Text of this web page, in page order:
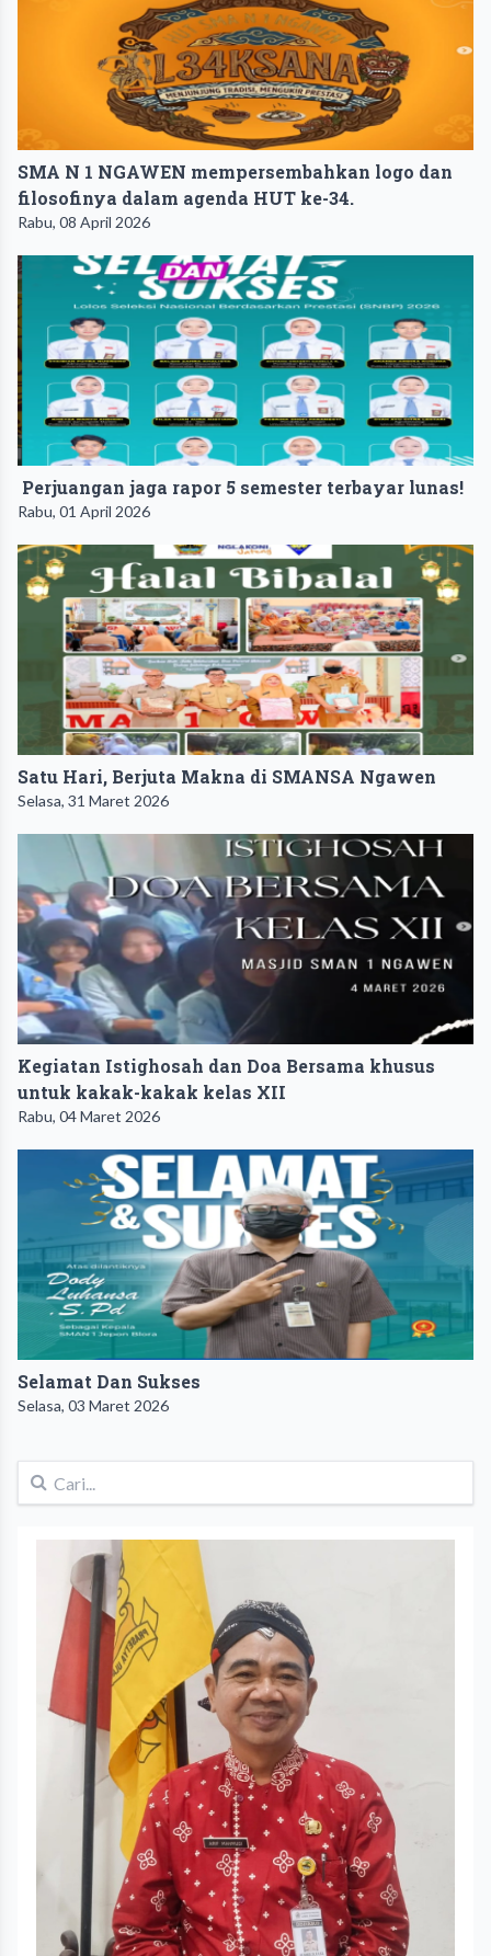
SMA N 1 NGAWEN mempersembahkan logo dan
filosofinya dalam agenda HUT ke-34.
Rabu, 08 April 2026
Perjuangan jaga rapor 5 semester terbayar lunas!
Rabu, 01 April 2026
Satu Hari, Berjuta Makna di SMANSA Ngawen
Selasa, 31 Maret 2026
Kegiatan Istighosah dan Doa Bersama khusus
untuk kakak-kakak kelas XII
Rabu, 04 Maret 2026
Selamat Dan Sukses
Selasa, 03 Maret 2026